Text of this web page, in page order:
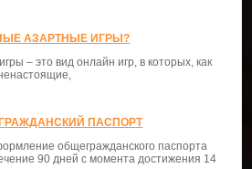
АЗАРТНЫЕ ИГРЫ?
– это вид онлайн игр, в которых, как
ПАСПОРТ
общегражданского паспорта
90 дней с момента достижения 14